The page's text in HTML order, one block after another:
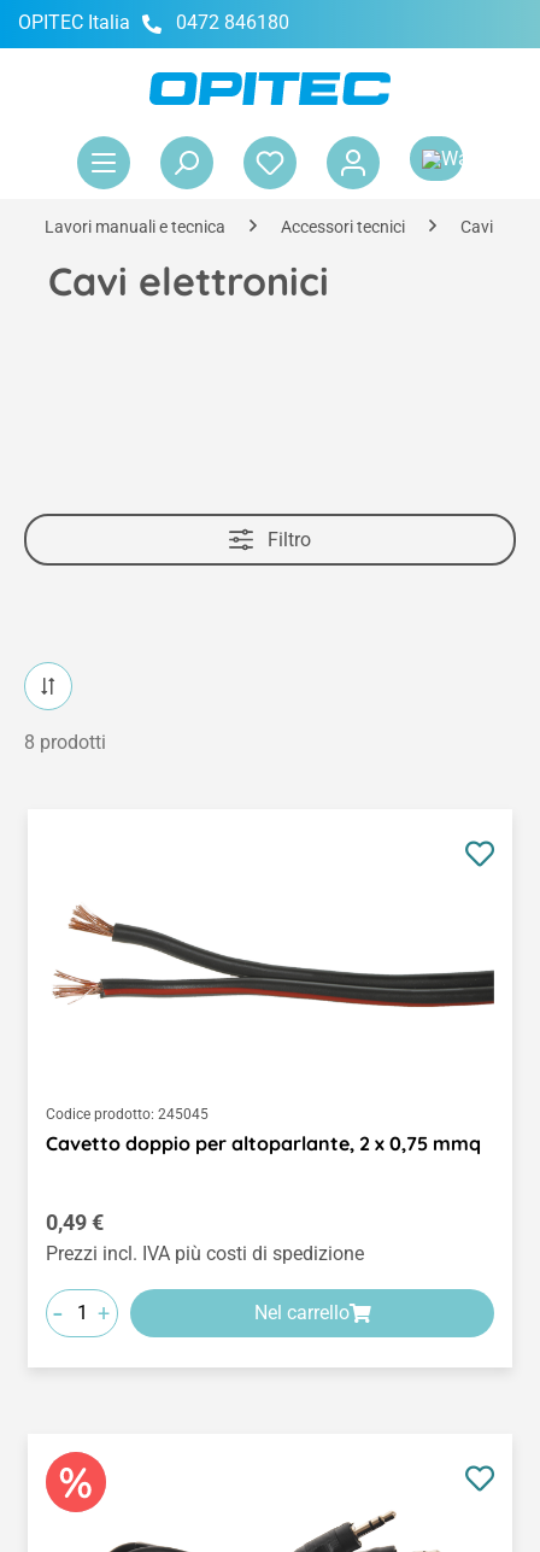
principale
OPITEC Italia 0472 846180
Lavori manuali e tecnica Accessori tecnici Cavi e
Cavi elettronici
Filtro
8 prodotti
Codice prodotto: 245045
Cavetto doppio per altoparlante, 2 x 0,75 mmq
Prezzo normale:
0,49 €
Prezzi incl. IVA più costi di spedizione
- + Nel carrello